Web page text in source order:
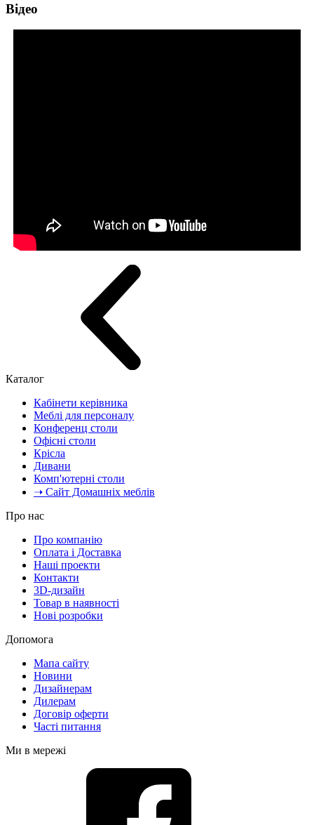
Відео
Каталог
Кабінети керівника
Меблі для персоналу
Конференц столи
Офісні столи
Крісла
Дивани
Комп'ютерні столи
➝ Сайт Домашніх меблів
Про нас
Про компанію
Оплата і Доставка
Наші проекти
Контакти
3D-дизайн
Товар в наявності
Нові розробки
Допомога
Мапа сайту
Новини
Дизайнерам
Дилерам
Договір оферти
Часті питання
Ми в мережі